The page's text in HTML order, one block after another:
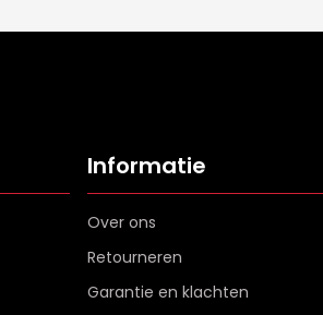
Informatie
Over ons
Retourneren
Garantie en klachten